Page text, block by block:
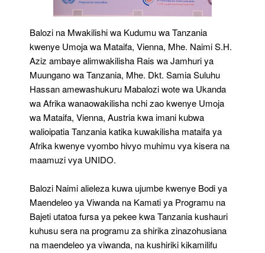
Balozi na Mwakilishi wa Kudumu wa Tanzania
kwenye Umoja wa Mataifa, Vienna, Mhe. Naimi S.H.
Aziz ambaye alimwakilisha Rais wa Jamhuri ya
Muungano wa Tanzania, Mhe. Dkt. Samia Suluhu
Hassan amewashukuru Mabalozi wote wa Ukanda
wa Afrika wanaowakilisha nchi zao kwenye Umoja
wa Mataifa, Vienna, Austria kwa imani kubwa
walioipatia Tanzania katika kuwakilisha mataifa ya
Afrika kwenye vyombo hivyo muhimu vya kisera na
maamuzi vya UNIDO.
Balozi Naimi alieleza kuwa ujumbe kwenye Bodi ya
Maendeleo ya Viwanda na Kamati ya Programu na
Bajeti utatoa fursa ya pekee kwa Tanzania kushauri
kuhusu sera na programu za shirika zinazohusiana
na maendeleo ya viwanda, na kushiriki kikamilifu